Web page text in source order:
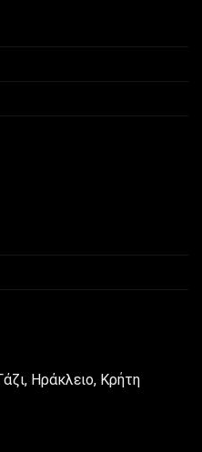
Ηράκλειο, Κρήτη